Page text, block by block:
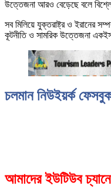
উত্তেজনা আরও বেড়েছে বলে
সব মিলিয়ে যুক্তরাষ্ট্র ও ইরানের
কূটনীতি ও সামরিক উত্তেজনা
চলমান নিউইয়র্ক
আমাদের ইউটিউব